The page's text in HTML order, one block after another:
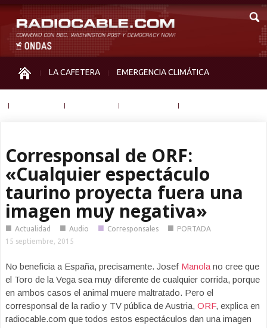
LA CAFETERA EMERGENCIA CLIMÁTICA
Corresponsal de ORF:
«Cualquier espectáculo
taurino proyecta fuera una
imagen muy negativa»
■ Actualidad ■ Audio ■ Corresponsales ■ PORTADA
15 septiembre, 2015
No beneficia a España, precisamente. Josef Manola no cree que
el Toro de la Vega sea muy diferente de cualquier corrida, porque
en ambos casos el animal muere maltratado. Pero el
corresponsal de la radio y TV pública de Austria, ORF, explica en
radiocable.com que todos estos espectáculos dan una imagen